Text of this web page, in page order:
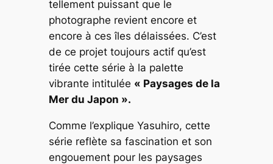
tellement puissant que le
photographe revient encore et
encore à ces îles délaissées. C’est
de ce projet toujours actif qu’est
tirée cette série à la palette
vibrante intitulée « Paysages de la
Mer du Japon ».
Comme l’explique Yasuhiro, cette
série reflète sa fascination et son
engouement pour les paysages